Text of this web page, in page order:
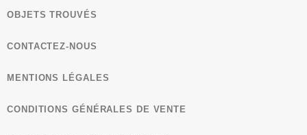
OBJETS TROUVÉS
CONTACTEZ-NOUS
MENTIONS LÉGALES
CONDITIONS GÉNÉRALES DE VENTE​